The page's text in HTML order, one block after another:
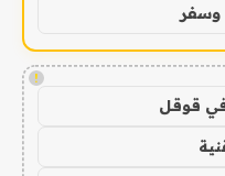
وسفر
!
قوقل